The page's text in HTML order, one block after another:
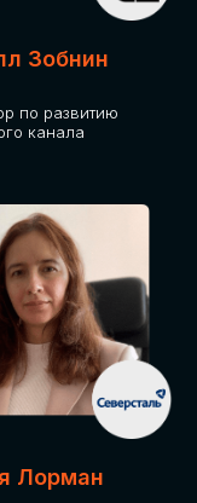
Зобнин
по развитию
канала
Лорман